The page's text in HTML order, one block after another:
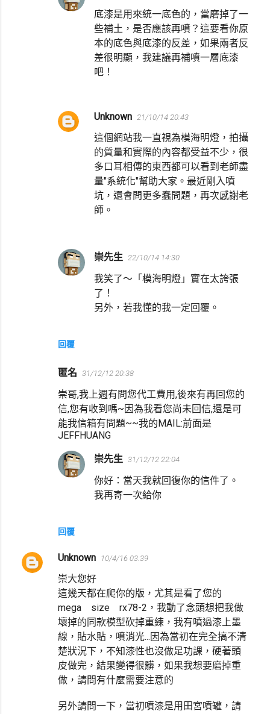
回覆
底漆是用來統一底色的，當磨掉了一
些補土，是否應該再噴？這要看你原
本的底色與底漆的反差，如果兩者反
差很明顯，我建議再補噴一層底漆
吧！
Unknown 21/10/14 20:43
這個網站我一直視為模海明燈，拍攝
的質量和實際的內容都受益不少，很
多口耳相傳的東西都可以看到老師盡
量"系統化"幫助大家。最近剛入噴
坑，還會問更多蠢問題，再次感謝老
師。
崇先生 22/10/14 14:30
我笑了～「模海明燈」實在太誇張
了！
另外，若我懂的我一定回覆。
匿名 31/12/12 20:38
崇哥,我上週有問您代工費用,後來有再回您的
信,您有收到嗎~因為我看您尚未回信,還是可
能我信箱有問題~~我的MAIL:前面是
JEFFHUANG
回覆
崇先生 31/12/12 22:04
你好：當天我就回復你的信件了。
我再寄一次給你
Unknown 10/4/16 03:39
崇大您好
這幾天都在爬你的版，尤其是看了您的
mega size rx78-2，我動了念頭想把我做
壞掉的同款模型砍掉重練，我有噴過漆上墨
線，貼水貼，噴消光...因為當初在完全搞不清
楚狀況下，不知漆性也沒做足功課，硬著頭
皮做完，結果變得很髒，如果我想要磨掉重
做，請問有什麼需要注意的
另外請問一下，當初噴漆是用田宮噴罐，請